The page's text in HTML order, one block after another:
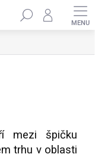
Hledat
mezi špičku
trhu v oblasti